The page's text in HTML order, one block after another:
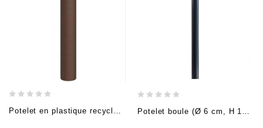
Potelet boule (Ø 6 cm, H 140cm, +- 100cm hors sol), anthracite, à bétonner